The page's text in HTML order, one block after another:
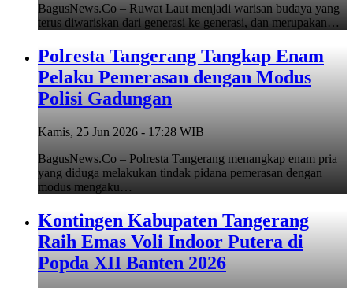
BagusNews.Co – Ruwat Laut menjadi warisan budaya yang
terus diwariskan dari generasi ke generasi, dan merupakan…
Polresta Tangerang Tangkap Enam
Pelaku Pemerasan dengan Modus
Polisi Gadungan
Kamis, 25 Jun 2026 - 17:28 WIB
BagusNews.Co – Polresta Tangerang menangkap enam pria
yang diduga melakukan tindak pidana pemerasan dengan
modus mengaku…
Kontingen Kabupaten Tangerang
Raih Emas Voli Indoor Putera di
Popda XII Banten 2026